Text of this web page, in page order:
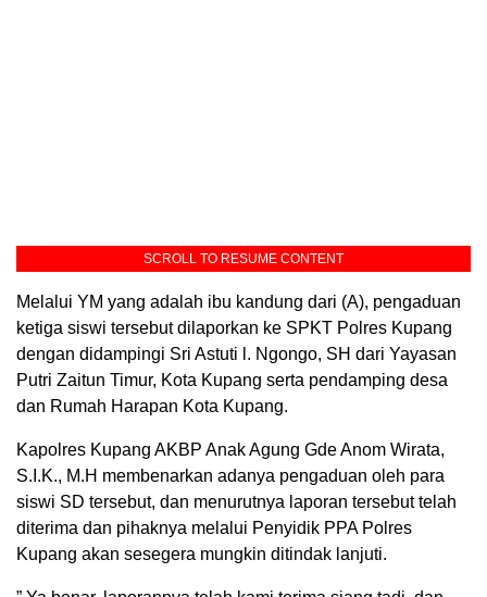
SCROLL TO RESUME CONTENT
Melalui YM yang adalah ibu kandung dari (A), pengaduan
ketiga siswi tersebut dilaporkan ke SPKT Polres Kupang
dengan didampingi Sri Astuti l. Ngongo, SH dari Yayasan
Putri Zaitun Timur, Kota Kupang serta pendamping desa
dan Rumah Harapan Kota Kupang.
Kapolres Kupang AKBP Anak Agung Gde Anom Wirata,
S.I.K., M.H membenarkan adanya pengaduan oleh para
siswi SD tersebut, dan menurutnya laporan tersebut telah
diterima dan pihaknya melalui Penyidik PPA Polres
Kupang akan sesegera mungkin ditindak lanjuti.